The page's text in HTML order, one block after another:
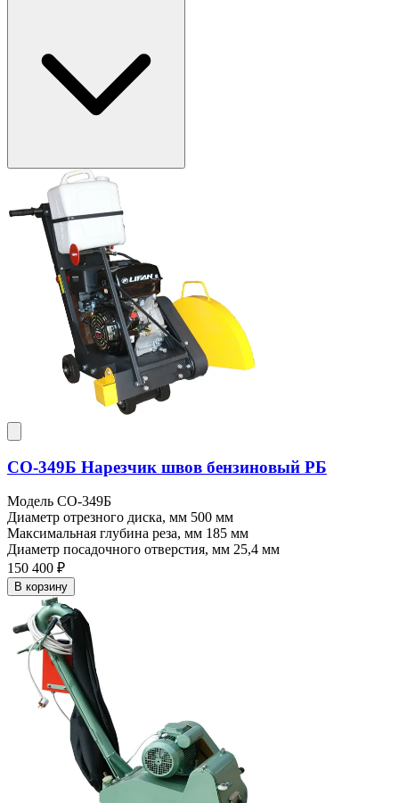
СО-349Б Нарезчик швов бензиновый РБ
Модель СО-349Б
Диаметр отрезного диска, мм 500 мм
Максимальная глубина реза, мм 185 мм
Диаметр посадочного отверстия, мм 25,4 мм
150 400 ₽
В корзину